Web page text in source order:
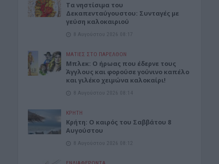
Τα νηστίσιμα του
Δεκαπενταύγουστου: Συνταγές με
γεύση καλοκαιριού
8 Αυγούστου 2026 08:17
ΜΑΤΙΕΣ ΣΤΟ ΠΑΡΕΛΘΟΝ
Μπλεκ: O ήρωας που έδερνε τους
Άγγλους και φορούσε γούνινο καπέλο
και γιλέκο χειμώνα καλοκαίρι!
8 Αυγούστου 2026 08:14
ΚΡΗΤΗ
Κρήτη: O καιρός του Σαββάτου 8
Αυγούστου
8 Αυγούστου 2026 08:12